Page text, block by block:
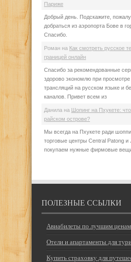
Париже
Добрый день. Подскажите,
добраться из аэропорта Бове в
Спасибо.
Роман на Как смотреть русское
границей онлайн
Спасибо за рекомендованные
здорово экономлю при
трансляций на русском языке и
каналов. Привет всем из
Данила на Шопинг на Пхукете:
райском острове?
Мы всегда на Пхукете ради
торговые центры Central Patong
покупаем нужные фирмовые
ПОЛЕЗНЫЕ ССЫЛКИ
Авиабилеты по лучшим ценам
Отели и апартаменты для
Купить страховку для